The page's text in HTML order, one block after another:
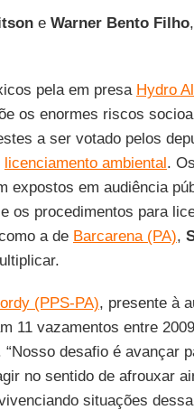
e Warner Bento Filho
pela em presa Hydro
os enormes riscos
a ser votado pelos
licenciamento ambiental.
expostos em audiência
os procedimentos para
a de Barcarena (PA),
(PPS-PA), presente à
11 vazamentos entre
“Nosso desafio é avançar
no sentido de afrouxar
situações